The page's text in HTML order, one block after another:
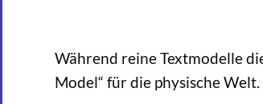
Während reine Textmodelle
Model“ für die physische Welt.